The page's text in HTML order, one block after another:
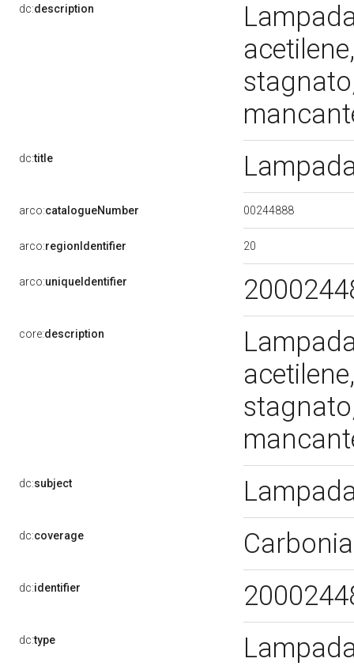
dc:description
dc:title
arco:catalogueNumber 00244888
arco:regionIdentifier 20
arco:uniqueIdentifier
core:description
dc:subject
dc:coverage
dc:identifier
dc:type